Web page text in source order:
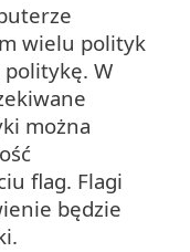
wielu polityk
W
można
flag. Flagi
będzie